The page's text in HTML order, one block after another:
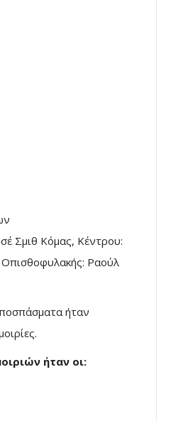
Σμιθ Κόμας, Κέντρου:
Ραούλ
ήταν
ήταν οι: